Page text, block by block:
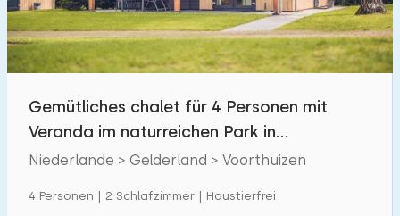
Gemütliches chalet für 4 Personen mit
Veranda im naturreichen Park in
Voorthuizen, Veluwe.
Niederlande > Gelderland > Voorthuizen
4 Personen | 2 Schlafzimmer | Haustierfrei